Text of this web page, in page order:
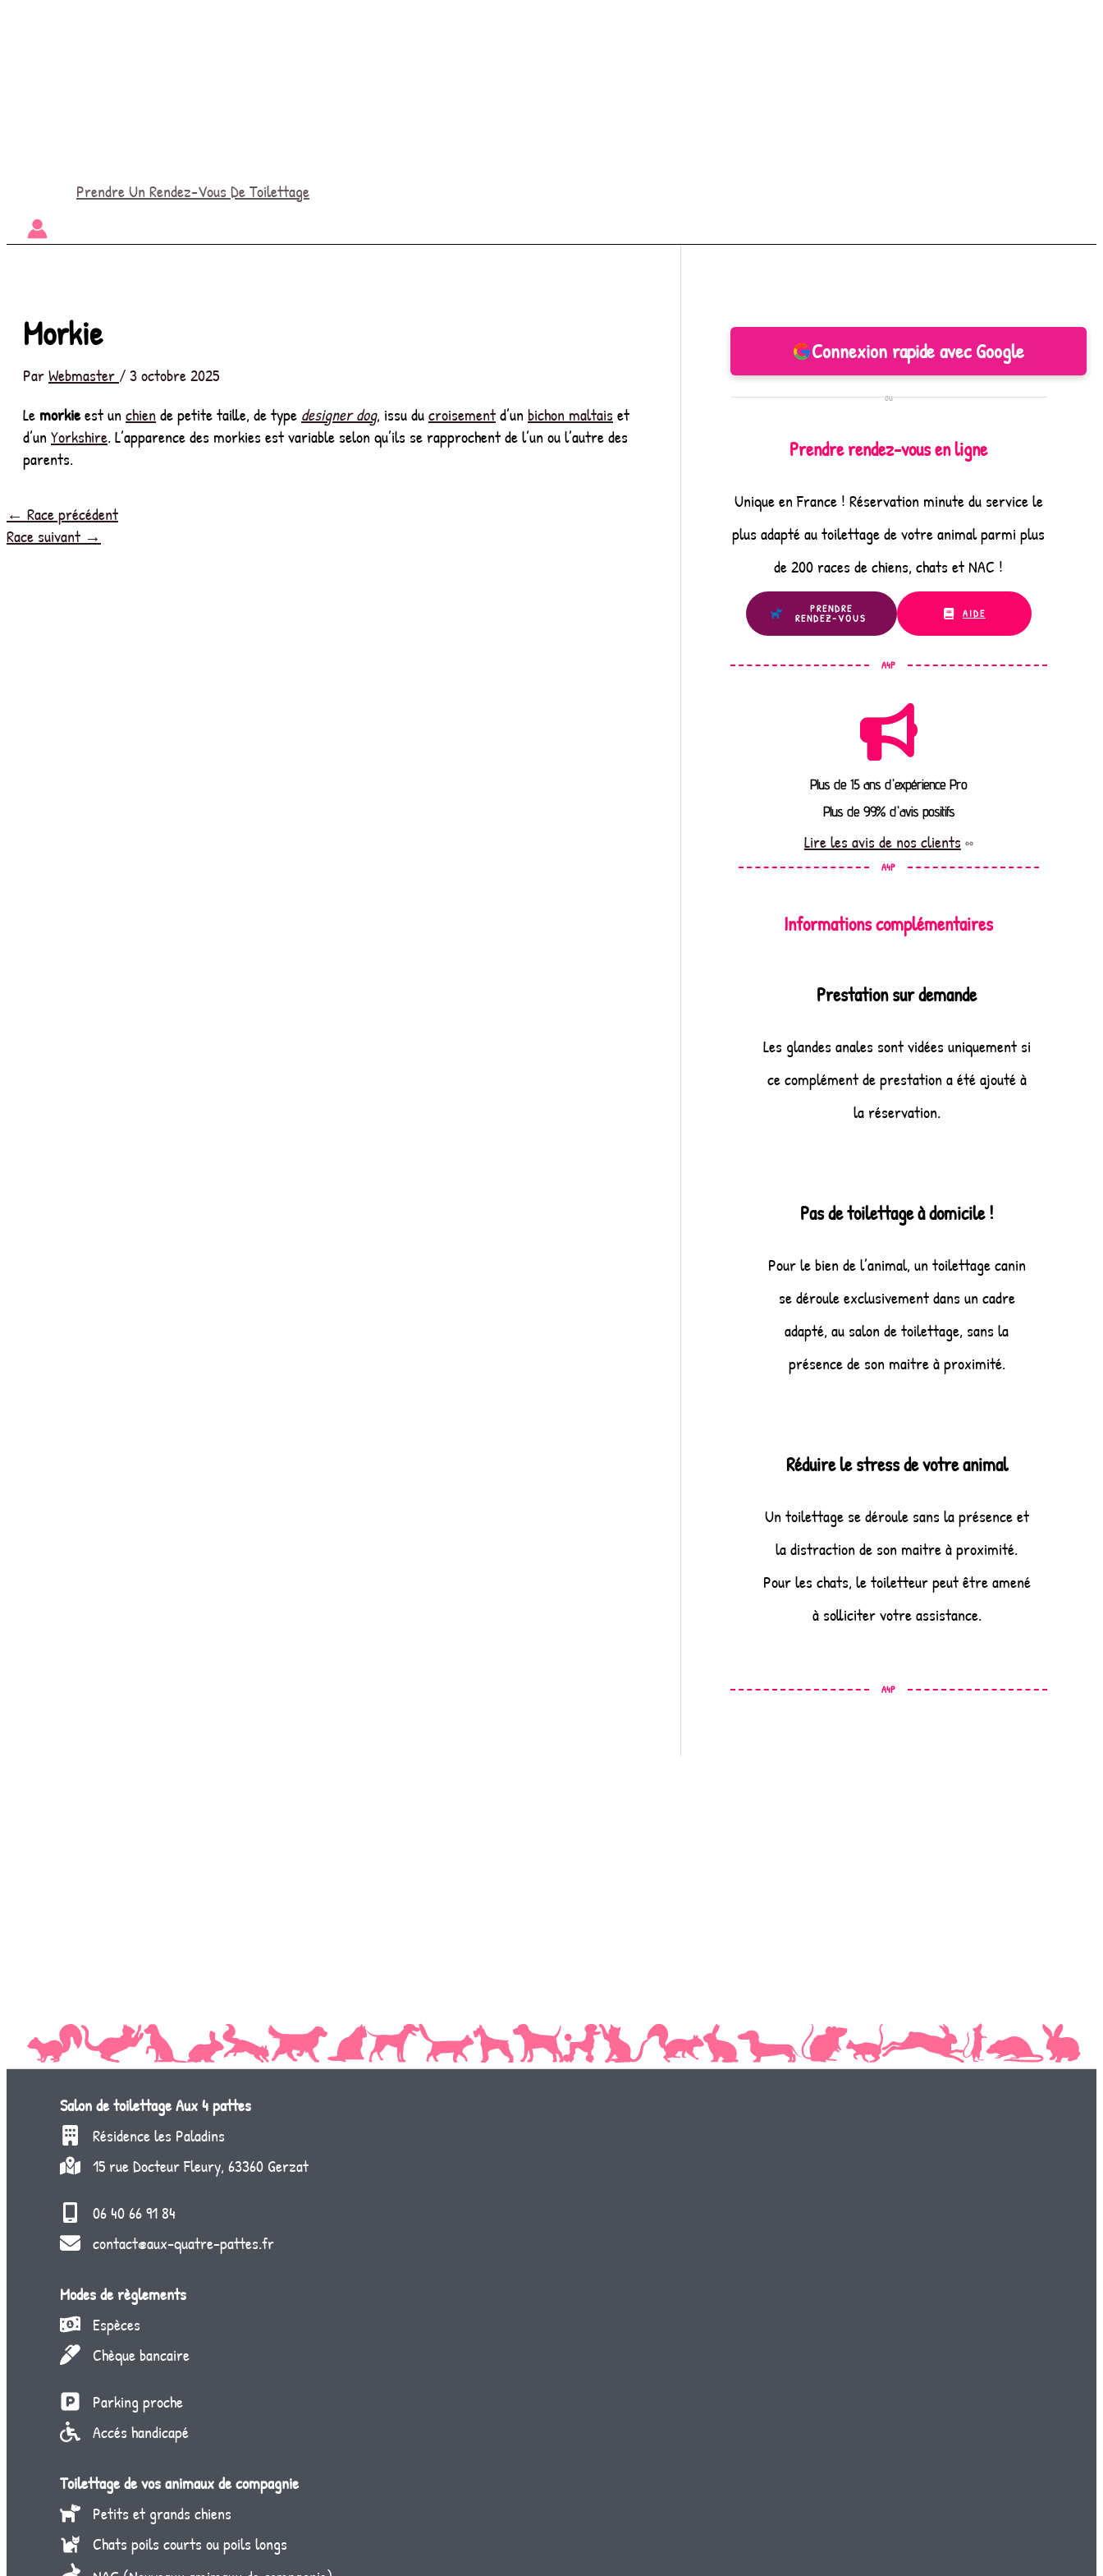
Prendre Un Rendez-Vous De Toilettage
Morkie
ParWebmaster /3 octobre 2025
Lemorkieest un chien de petite taille, de type designer dog, issu ducroisementd’un bichon maltais et
d’un Yorkshire. L’apparence des morkies est variable selon qu’ils se rapprochent de l’un ou l’autre des
parents.
← Race précédent
Race suivant →
Connexion rapide avec Google
ou
Prendre rendez-vous en ligne
Unique en France ! Réservation minute du service le
plus adapté au toilettage de votre animal parmi plus
de 200 races de chiens, chats et NAC !
PRENDRE
RENDEZ-VOUS AIDE
A4P
Plus de 15 ans d'expérience Pro
Plus de 99% d'avis positifs
Lire les avis de nos clients
A4P
Informations complémentaires
Prestation sur demande
Les glandes anales sont vidées uniquement si
ce complément de prestation a été ajouté à
la réservation.
Pas de toilettage à domicile !
Pour le bien de l’animal, un toilettage canin
se déroule exclusivement dans un cadre
adapté, au salon de toilettage, sans la
présence de son maitre à proximité.
Réduire le stress de votre animal
Un toilettage se déroule sans la présence et
la distraction de son maitre à proximité.
Pour les chats, le toiletteur peut être amené
à solliciter votre assistance.
A4P
Salon de toilettageAux 4 pattes
Résidence les Paladins
15 rue Docteur Fleury, 63360 Gerzat
06 40 66 91 84
contact@aux-quatre-pattes.fr
Modes de règlements
Espèces
Chèque bancaire
Parking proche
Accés handicapé
Toilettage de vos animaux de compagnie
Petits et grands chiens
Chats poils courts ou poils longs